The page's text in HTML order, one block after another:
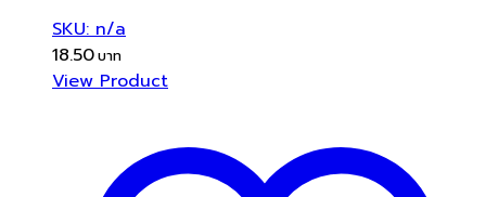
SKU: n/a
18.50
View Product